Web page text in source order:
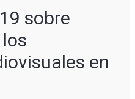
sobre
en